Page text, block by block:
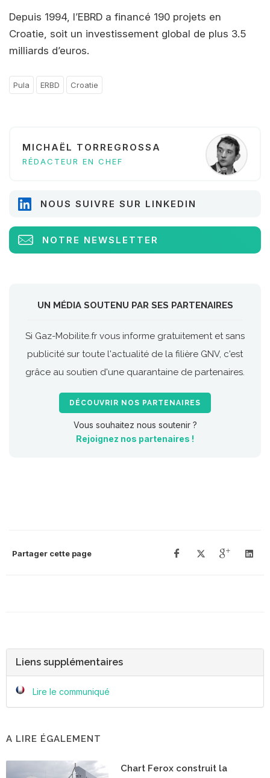
Depuis 1994, l’EBRD a financé 190 projets en
Croatie, soit un investissement global de plus 3.5
milliards d’euros.
Pula ERBD Croatie
MICHAËL TORREGROSSA
RÉDACTEUR EN CHEF
NOUS SUIVRE SUR LINKEDIN
NOTRE NEWSLETTER
UN MÉDIA SOUTENU PAR SES PARTENAIRES
Si Gaz-Mobilite.fr vous informe gratuitement et sans
publicité sur toute l'actualité de la filière GNV, c'est
grâce au soutien d'une quarantaine de partenaires.
DÉCOUVRIR NOS PARTENAIRES
Vous souhaitez nous soutenir ?
Rejoignez nos partenaires !
Partager cette page
Liens supplémentaires
Lire le communiqué
A LIRE ÉGALEMENT
Chart Ferox construit la